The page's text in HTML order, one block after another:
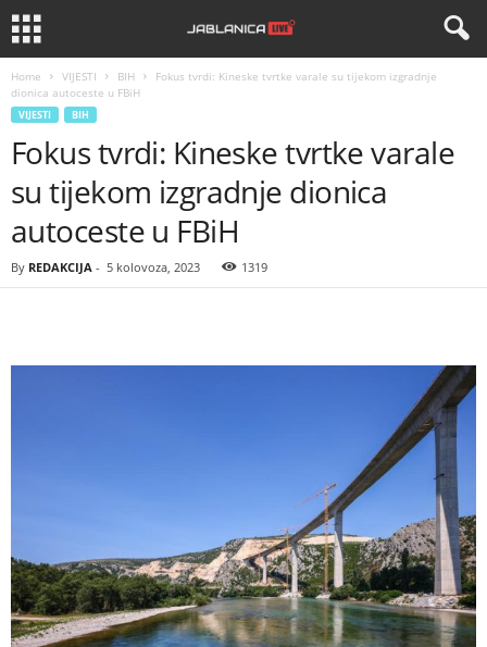
Home VIJESTI BIH
Fokus tvrdi: Kineske tvrtke varale su tijekom izgradnje
dionica autoceste u FBiH
VIJESTI BIH
Fokus tvrdi: Kineske tvrtke varale
su tijekom izgradnje dionica
autoceste u FBiH
By REDAKCIJA - 5 kolovoza, 2023 1319